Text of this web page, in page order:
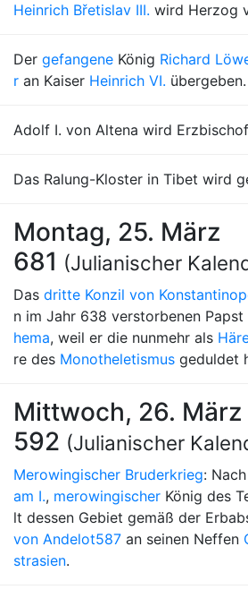
Heinrich Břetislav III. wird Herzog
Der gefangene König Richard
r an Kaiser Heinrich VI. übergeben.
Adolf I. von Altena wird
Das Ralung-Kloster in Tibet wird
Montag, 25. März
681 (Julianischer
Das dritte Konzil von
n im Jahr 638 verstorbenen Papst
hema, weil er die nunmehr als
re des Monotheletismus geduldet
Mittwoch, 26. März
592 (Julianischer
Merowingischer Bruderkrieg:
am I., merowingischer König des
lt dessen Gebiet gemäß der
von Andelot587 an seinen Neffen
strasien.